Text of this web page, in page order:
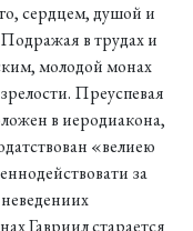
сердцем, душой и
в трудах и
молодой монах
Преуспевая
в иеродиакона,
«велиею
за
Гавриил старается